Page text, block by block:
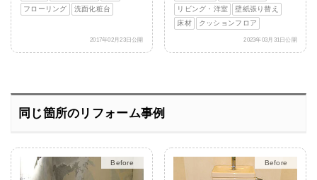
フローリング
洗面化粧台
2017年02月23日公開
リビング・洋室
壁紙張り替え
床材
クッションフロア
2023年03月31日公開
同じ箇所のリフォーム事例
After After